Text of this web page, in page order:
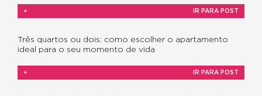
+ IR PARA POST
Três quartos ou dois: como escolher o apartamento
ideal para o seu momento de vida
+ IR PARA POST